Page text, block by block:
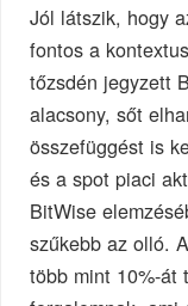
Jól látszik, hogy
fontos a
tőzsdén jegyzett
alacsony, sőt
összefüggést is
és a spot piaci
BitWise
szűkebb az olló.
több mint 10%-át